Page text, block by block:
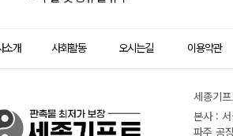
소개 사회활동 오시는길 이용약관
세종기
본사 :
파주 공